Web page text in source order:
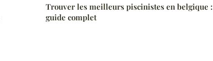
Trouver les meilleurs piscinistes en belgique :
guide complet